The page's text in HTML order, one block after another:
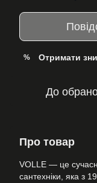
% Отримати
До
Про товар
VOLLE — це
сантехніки, яка з